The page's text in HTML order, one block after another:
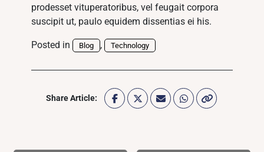
prodesset vituperatoribus, vel feugait corpora
suscipit ut, paulo equidem dissentias ei his.
Posted in Blog , Technology
Share Article: